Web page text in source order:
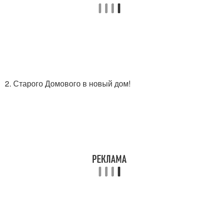
2. Старого Домового в новый дом!